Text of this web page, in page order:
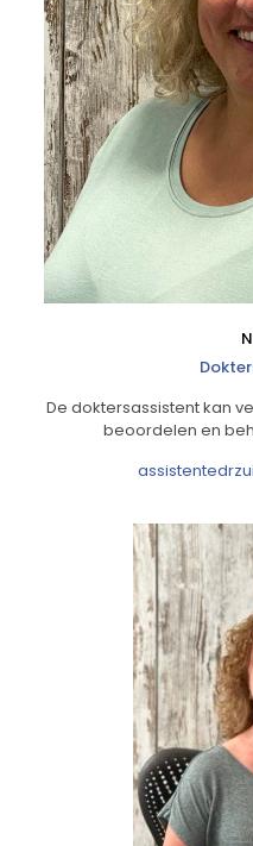
De doktersassistent kan
beoordelen en